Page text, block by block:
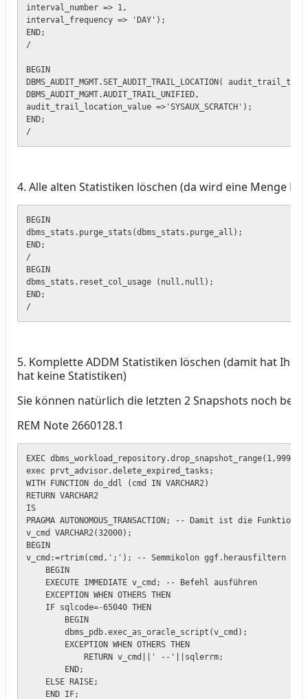
interval_number => 1,
interval_frequency => 'DAY');
END;
/
BEGIN
DBMS_AUDIT_MGMT.SET_AUDIT_TRAIL_LOCATION(
DBMS_AUDIT_MGMT.AUDIT_TRAIL_UNIFIED,
audit_trail_location_value =>'SYSAUX_SCRATCH');
END;
/
4. Alle alten Statistiken löschen (da wird eine Menge
BEGIN
dbms_stats.purge_stats(dbms_stats.purge_all);
END;
/
BEGIN
dbms_stats.reset_col_usage (null,null);
END;
/
5. Komplette ADDM Statistiken löschen (damit hat Ihre
hat keine Statistiken)
Sie können natürlich die letzten 2 Snapshots noch
REM Note 2660128.1
EXEC
exec prvt_advisor.delete_expired_tasks;
WITH FUNCTION do_ddl (cmd IN VARCHAR2)
RETURN VARCHAR2
IS
PRAGMA AUTONOMOUS_TRANSACTION; -- Damit ist die
v_cmd VARCHAR2(32000);
BEGIN
v_cmd:=rtrim(cmd,';'); -- Semmikolon ggf.herausfiltern
BEGIN
EXECUTE IMMEDIATE v_cmd; -- Befehl ausführen
EXCEPTION WHEN OTHERS THEN
IF sqlcode=-65040 THEN
BEGIN
dbms_pdb.exec_as_oracle_script(v_cmd);
EXCEPTION WHEN OTHERS THEN
RETURN v_cmd||' --'||sqlerrm;
END;
ELSE RAISE;
END IF;